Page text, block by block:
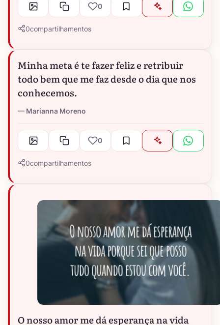
0
0compartilhamentos
Minha meta é te fazer feliz e retribuir
todo bem que me faz desde o dia que nos
conhecemos.
Marianna Moreno
0
0compartilhamentos
O nosso amor me dá esperança na vida